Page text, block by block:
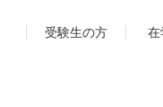
受験生の方 在